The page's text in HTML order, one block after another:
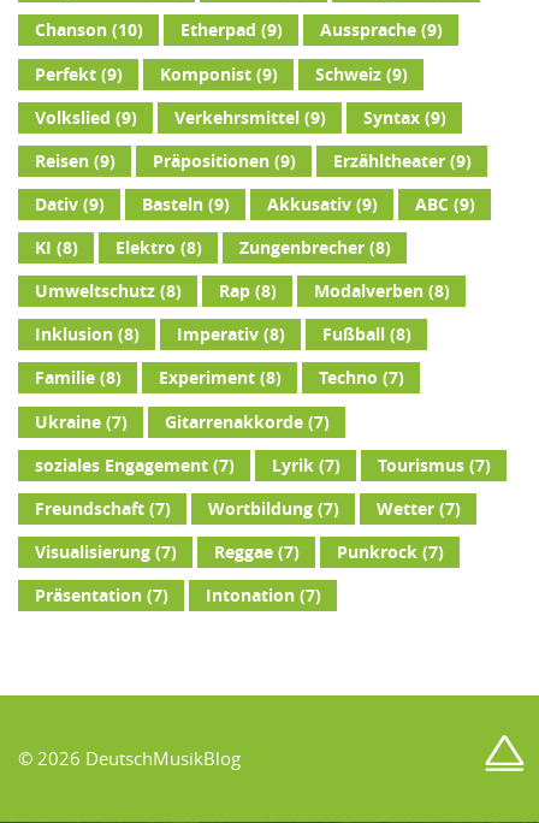
Chanson(10) Etherpad (9) Aussprache(9)
Perfekt(9) Komponist(9) Schweiz(9)
Volkslied (9) Verkehrsmittel(9) Syntax(9)
Reisen(9) Präpositionen(9) Erzähltheater(9)
Dativ(9) Basteln(9) Akkusativ(9) ABC (9)
KI (8) Elektro (8) Zungenbrecher(8)
Umweltschutz(8) Rap(8) Modalverben(8)
Inklusion(8) Imperativ(8) Fußball (8)
Familie(8) Experiment(8) Techno (7)
Ukraine(7) Gitarrenakkorde(7)
soziales Engagement(7) Lyrik(7) Tourismus(7)
Freundschaft(7) Wortbildung(7) Wetter(7)
Visualisierung(7) Reggae(7) Punkrock(7)
Präsentation(7) Intonation(7)
© 2026 DeutschMusikBlog